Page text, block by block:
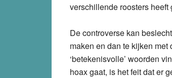
verschillende roosters heeft
De controverse kan
maken en dan te kijken
‘betekenisvolle’ woorden
hoax gaat, is het feit dat er